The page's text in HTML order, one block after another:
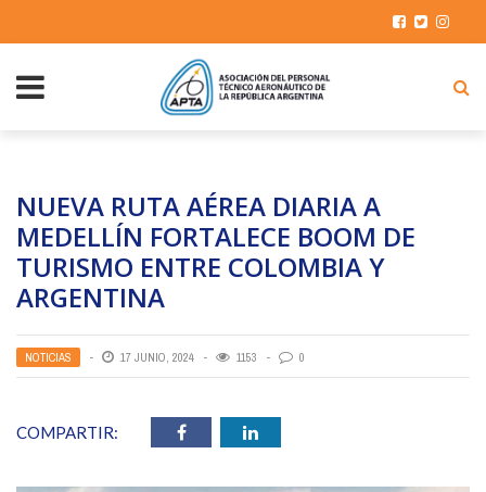
NUEVA RUTA AÉREA DIARIA A
MEDELLÍN FORTALECE BOOM DE
TURISMO ENTRE COLOMBIA Y
ARGENTINA
NOTICIAS 17 JUNIO, 2024 1153 0
COMPARTIR: